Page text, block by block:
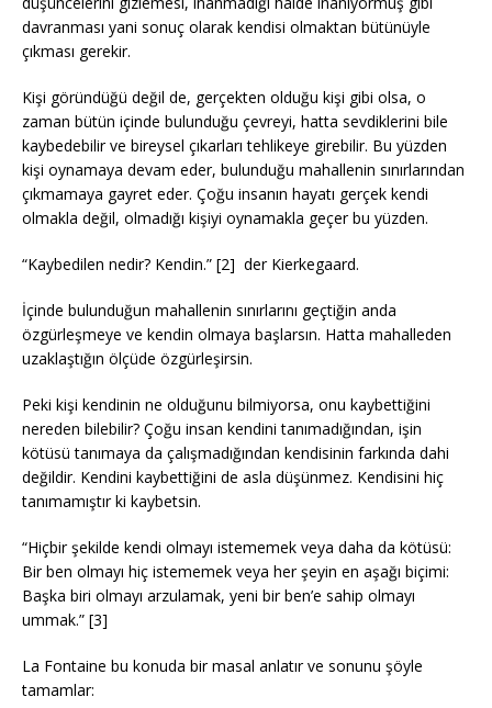
davranması yani sonuç olarak kendisi olmaktan bütünüyle
çıkması gerekir.
Kişi göründüğü değil de, gerçekten olduğu kişi gibi olsa, o
zaman bütün içinde bulunduğu çevreyi, hatta sevdiklerini bile
kaybedebilir ve bireysel çıkarları tehlikeye girebilir. Bu yüzden
kişi oynamaya devam eder, bulunduğu mahallenin sınırlarından
çıkmamaya gayret eder. Çoğu insanın hayatı gerçek kendi
olmakla değil, olmadığı kişiyi oynamakla geçer bu yüzden.
“Kaybedilen nedir? Kendin.” [2] der Kierkegaard.
İçinde bulunduğun mahallenin sınırlarını geçtiğin anda
özgürleşmeye ve kendin olmaya başlarsın. Hatta mahalleden
uzaklaştığın ölçüde özgürleşirsin.
Peki kişi kendinin ne olduğunu bilmiyorsa, onu kaybettiğini
nereden bilebilir? Çoğu insan kendini tanımadığından, işin
kötüsü tanımaya da çalışmadığından kendisinin farkında dahi
değildir. Kendini kaybettiğini de asla düşünmez. Kendisini hiç
tanımamıştır ki kaybetsin.
“Hiçbir şekilde kendi olmayı istememek veya daha da kötüsü:
Bir ben olmayı hiç istememek veya her şeyin en aşağı biçimi:
Başka biri olmayı arzulamak, yeni bir ben’e sahip olmayı
ummak.” [3]
La Fontaine bu konuda bir masal anlatır ve sonunu şöyle
tamamlar: